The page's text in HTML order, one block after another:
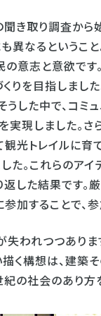
取り調査から
異なるというこ
意志と意欲です
りを目指しまし
した中で、コミ
しました。さ
光トレイルに育
。これらのア
した結果です。
加することで、
れつつあります
く構想は、建築
の社会のあり方